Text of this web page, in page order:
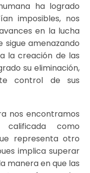
ha logrado
imposibles, nos
en la lucha
sigue amenazando
la creación de las
su eliminación,
control de sus
nos encontramos
como
representa otro
implica superar
manera en que las